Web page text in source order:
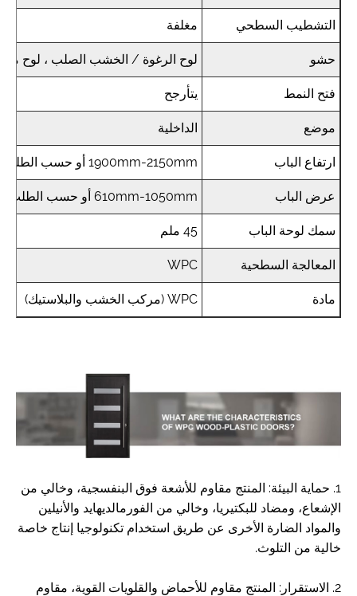
التشطيب السطحي مغلفة
حشو لوح الرغوة / الخشب الصلب ، لوح
فتح النمط يتأرجح
موضع الداخلية
ارتفاع الباب 1900mm-2150mm أو حسب الطلب
عرض الباب 610mm-1050mm أو حسب الطلب
سمك لوحة الباب 45 ملم
المعالجة السطحية WPC
مادة WPC (مركب الخشب والبلاستيك)
1. حماية البيئة: المنتج مقاوم للأشعة فوق البنفسجية، وخالي من
الإشعاع، ومضاد للبكتيريا، وخالي من الفورمالديهايد والأنيلين
والمواد الضارة الأخرى عن طريق استخدام تكنولوجيا إنتاج خاصة
خالية من التلوث.
2. الاستقرار: المنتج مقاوم للأحماض والقلويات القوية، مقاوم